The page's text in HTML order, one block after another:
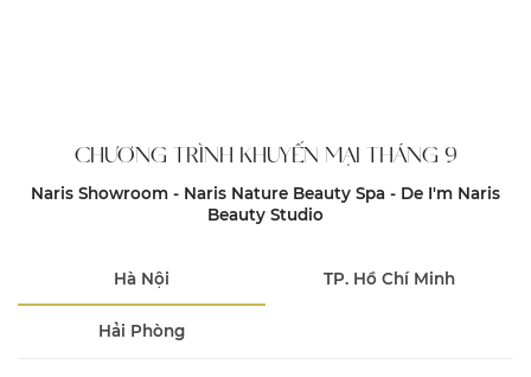
CHƯƠNG TRÌNH KHUYẾN MẠI THÁNG 9
Naris Showroom - Naris Nature Beauty Spa - De I'm Naris
Beauty Studio
Hà Nội TP. Hồ Chí Minh
Hải Phòng